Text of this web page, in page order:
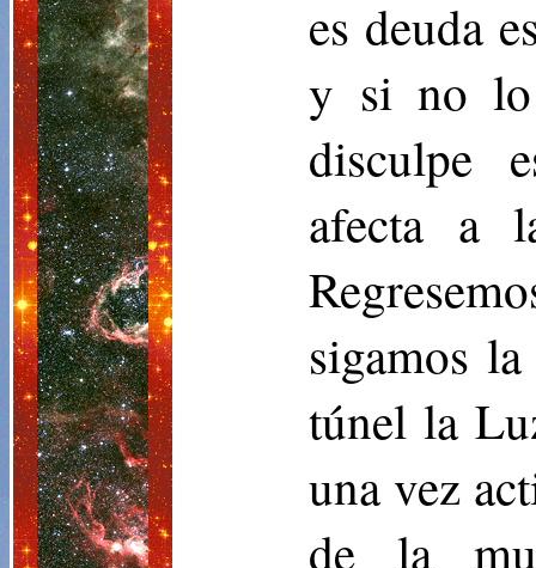
es deuda
y si no lo
disculpe
afecta a
sigamos
túnel la
una vez
de la